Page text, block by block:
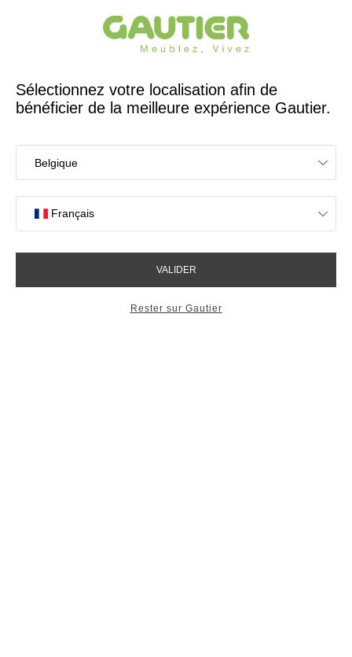
Créateur et fabricant français depuis 65 ans
Accueil Rangements